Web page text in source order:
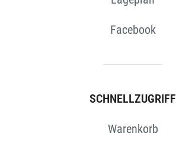
Facebook
SCHNELLZUGRIFF
Warenkorb